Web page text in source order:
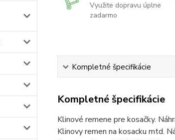
Využite dopravu úplne
zadarmo
Kompletné špecifikácie
Kompletné špecifikácie
Klinové remene pre kosačky.
Klinovy remen na kosacku mtd.